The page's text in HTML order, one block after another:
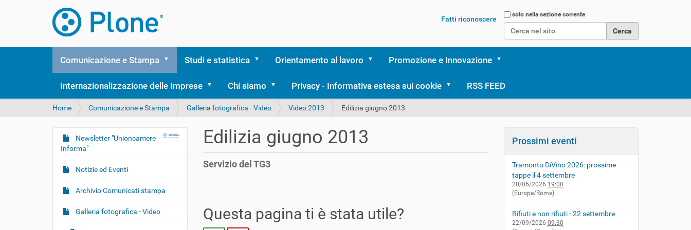
Cerca nel sito
solo nella sezione corrente
Fatti riconoscere
Comunicazione e Stampa Studi e statistica Orientamento al lavoro Promozione e Innovazione
Internazionalizzazione delle Imprese Chi siamo Privacy - Informativa estesa sui cookie RSS FEED
T
s
q
i
Home Comunicazione e Stampa Galleria fotografica - Video Video 2013 Edilizia giugno 2013
Edilizia giugno 2013
Servizio del TG3
Questa pagina ti è stata utile?
N
a
v
i
g
a
z
Newsletter "Unioncamere
Informa"
Notizie ed Eventi
Archivio Comunicati stampa
Galleria fotografica - Video
Prossimi eventi
Tramonto DiVino 2026: prossime
tappe il 4 settembre
20/06/2026 19:00
(Europe/Rome)
Rifiuti e non rifiuti - 22 settembre
22/09/2026 09:30